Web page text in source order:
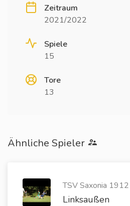
Zeitraum
2021/2022
Spiele
15
Tore
13
Ähnliche Spieler
TSV Saxonia 1912
Linksaußen